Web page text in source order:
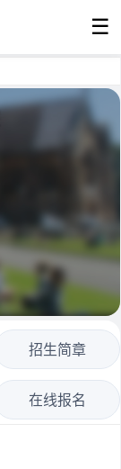
☰
招生简章
在线报名